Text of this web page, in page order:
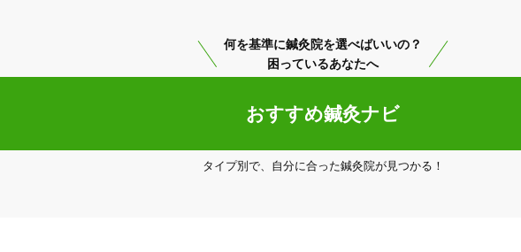
スポーツ鍼灸
何を基準に鍼灸院を選べばいいの？
困っているあなたへ
おすすめ鍼灸ナビ
タイプ別で、自分に合った鍼灸院が見つかる！